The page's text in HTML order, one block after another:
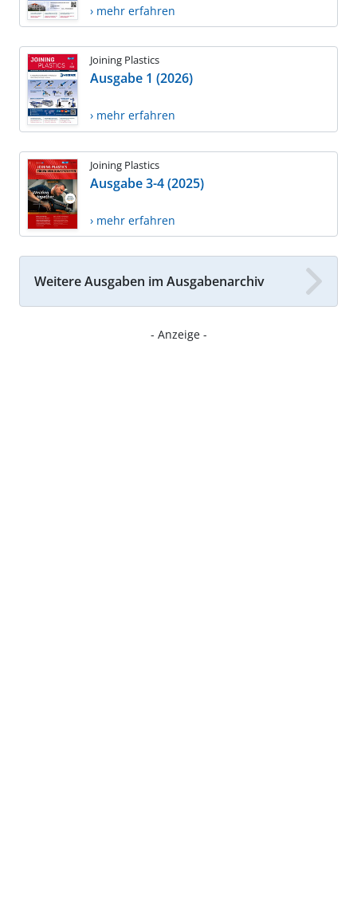
› mehr erfahren
Joining Plastics
Ausgabe 1 (2026)
› mehr erfahren
Joining Plastics
Ausgabe 3-4 (2025)
› mehr erfahren
Weitere Ausgaben im Ausgabenarchiv
- Anzeige -